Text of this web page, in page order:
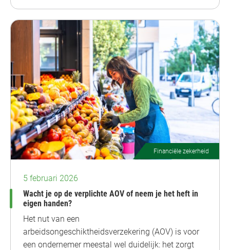
Financiële zekerheid
5 februari 2026
Wacht je op de verplichte AOV of neem je het heft in
eigen handen?
Het nut van een
arbeidsongeschiktheidsverzekering (AOV) is voor
een ondernemer meestal wel duidelijk: het zorgt